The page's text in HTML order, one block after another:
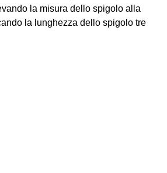
la misura dello spigolo alla
la lunghezza dello spigolo tre